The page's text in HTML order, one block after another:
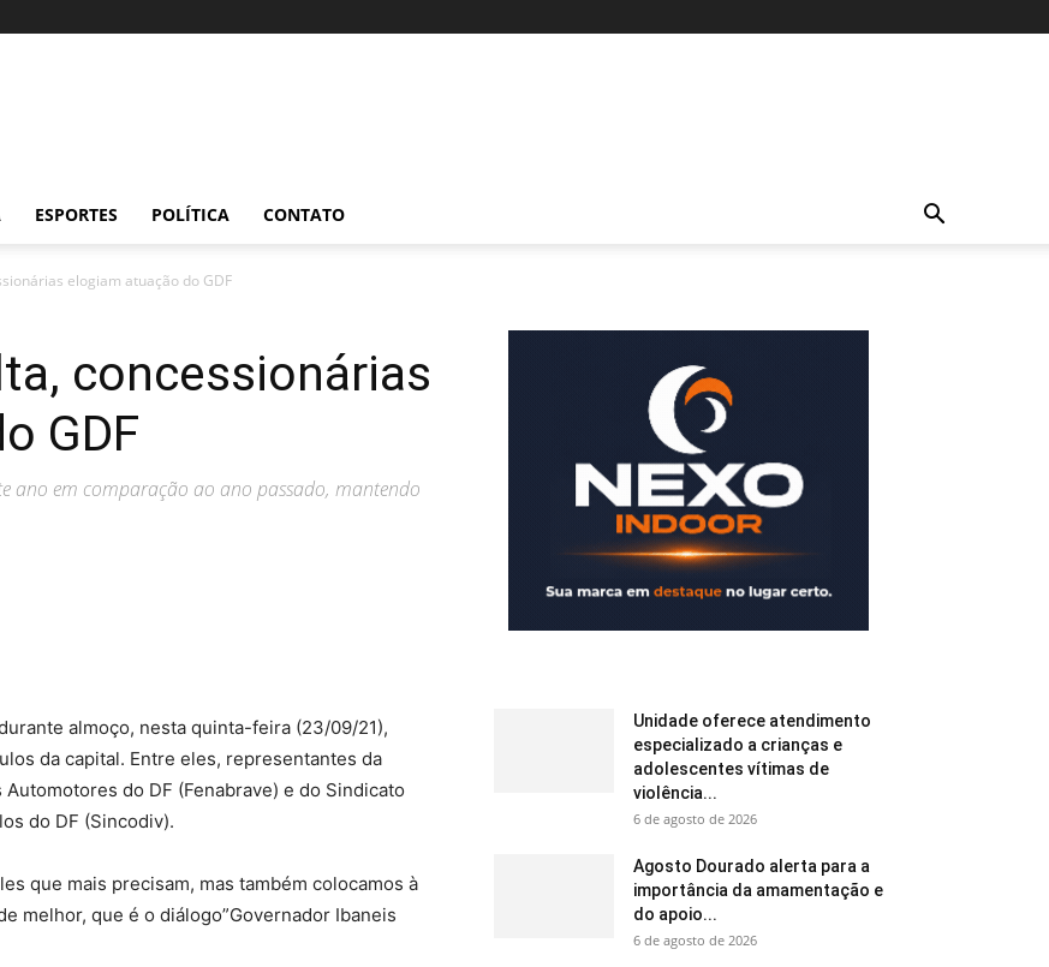
ESPORTES POLÍTICA CONTATO
elogiam atuação do GDF
concessionárias
GDF
ano em comparação ao ano passado, mantendo
almoço, nesta quinta-feira (23/09/21),
da capital. Entre eles, representantes da
do DF (Fenabrave) e do Sindicato
do DF (Sincodiv).
que mais precisam, mas também colocamos à
melhor, que é o diálogo”Governador Ibaneis
Unidade oferece atendimento
especializado a crianças e
adolescentes vítimas de
violência...
6 de agosto de 2026
Agosto Dourado alerta para a
importância da amamentação e
do apoio...
6 de agosto de 2026